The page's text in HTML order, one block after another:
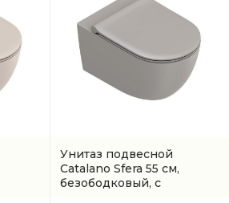
Унитаз подвесной
Catalano Sfera 55 см,
безободковый, с